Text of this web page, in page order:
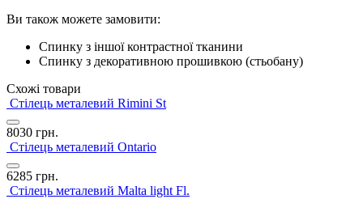
Ви також можете замовити:
Спинку з іншої контрастної тканини
Спинку з декоративною прошивкою (стьобану)
Схожі товари
Стілець металевий Rimini St
8030 грн.
Стілець металевий Ontario
6285 грн.
Стілець металевий Malta light Fl.